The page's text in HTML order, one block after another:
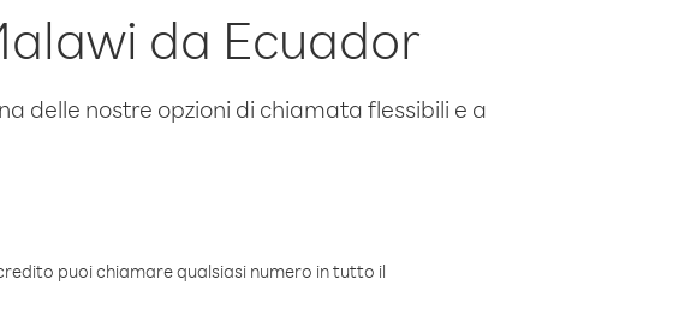
da Ecuador
delle nostre opzioni di chiamata flessibili e a
puoi chiamare qualsiasi numero in tutto il